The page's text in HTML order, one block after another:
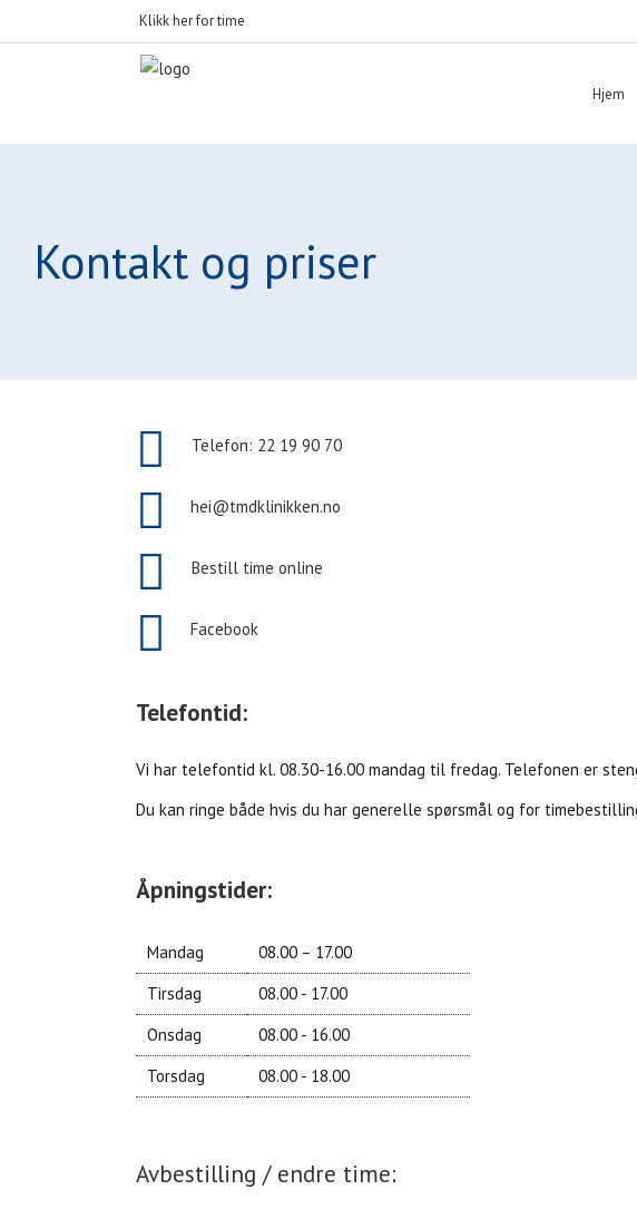
Klikk her for time
Hjem
Kontakt og priser
Telefon: 22 19 90 70
hei@tmdklinikken.no
Bestill time online
Facebook
Telefontid:
Vi har telefontid kl. 08.30-16.00 mandag til fredag. Telefonen er
Du kan ringe både hvis du har generelle spørsmål og for
Åpningstider:
Mandag
08.00 – 17.00
Tirsdag
08.00 -­ 17.00
Onsdag
08.00 -­ 16.00
Torsdag
08.00 ­- 18.00
Avbestilling / endre time: